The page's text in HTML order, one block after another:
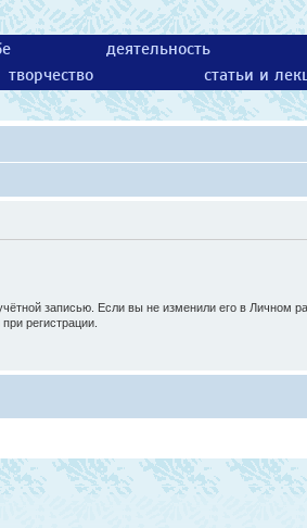
деятельность
творчество
статьи и
записью. Если вы не изменили его в Личном
регистрации.